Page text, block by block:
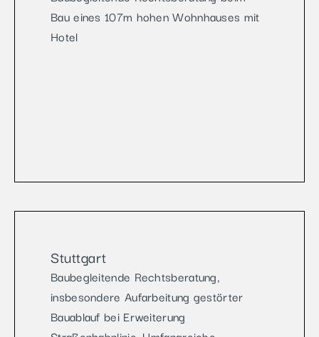
Bau eines 107m hohen Wohnhauses mit
Hotel
Stuttgart
Baubegleitende Rechtsberatung,
insbesondere Aufarbeitung gestörter
Bauablauf bei Erweiterung